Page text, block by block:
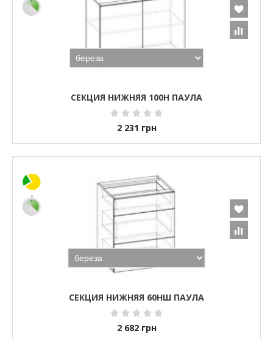
СЕКЦИЯ НИЖНЯЯ 100Н ПАУЛА
2 231 грн
СЕКЦИЯ НИЖНЯЯ 60НШ ПАУЛА
2 682 грн